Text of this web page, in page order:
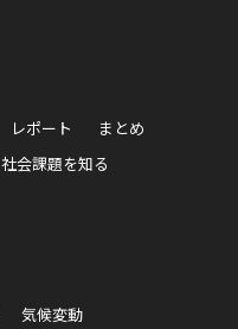
レポート
まとめ
社会課題を知る
気候変動